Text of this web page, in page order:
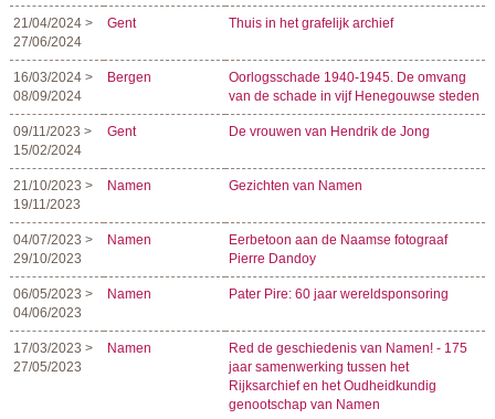
21/04/2024 >
27/06/2024
Gent Thuis in het grafelijk archief
16/03/2024 >
08/09/2024
Bergen
Oorlogsschade 1940-1945. De omvang
van de schade in vijf Henegouwse steden
09/11/2023 >
15/02/2024
Gent De vrouwen van Hendrik de Jong
21/10/2023 >
19/11/2023
Namen Gezichten van Namen
04/07/2023 >
29/10/2023
Namen
Eerbetoon aan de Naamse fotograaf
Pierre Dandoy
06/05/2023 >
04/06/2023
Namen Pater Pire: 60 jaar wereldsponsoring
17/03/2023 >
27/05/2023
Namen
Red de geschiedenis van Namen! - 175
jaar samenwerking tussen het
Rijksarchief en het Oudheidkundig
genootschap van Namen